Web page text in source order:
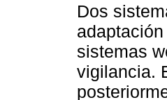
Dos
sistemas
vigilancia.